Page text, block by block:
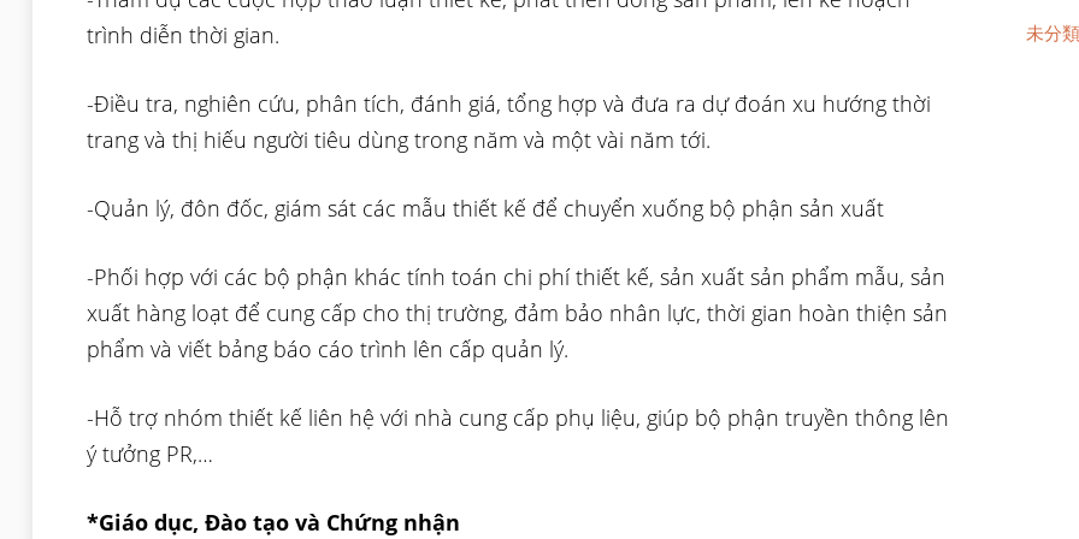
trình diễn thời gian.
-Điều tra, nghiên cứu, phân tích, đánh giá, tổng hợp và đưa ra dự đoán xu hướng thời
trang và thị hiếu người tiêu dùng trong năm và một vài năm tới.
-Quản lý, đôn đốc, giám sát các mẫu thiết kế để chuyển xuống bộ phận sản xuất
-Phối hợp với các bộ phận khác tính toán chi phí thiết kế, sản xuất sản phẩm mẫu, sản
xuất hàng loạt để cung cấp cho thị trường, đảm bảo nhân lực, thời gian hoàn thiện sản
phẩm và viết bảng báo cáo trình lên cấp quản lý.
-Hỗ trợ nhóm thiết kế liên hệ với nhà cung cấp phụ liệu, giúp bộ phận truyền thông lên
ý tưởng PR,…
*Giáo dục, Đào tạo và Chứng nhận
未分類